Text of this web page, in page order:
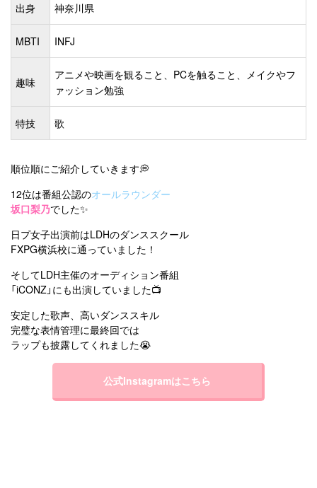
出身 神奈川県
MBTI INFJ
趣味
アニメや映画を観ること、PCを触ること、メイクやフ
ァッション勉強
特技 歌
順位順にご紹介していきます💭
12位は番組公認のオールラウンダー
坂口梨乃でした✨
日プ女子出演前はLDHのダンススクール
FXPG横浜校に通っていました！
そしてLDH主催のオーディション番組
「iCONZ」にも出演していました📺
安定した歌声、高いダンススキル
完璧な表情管理に最終回では
ラップも披露してくれました😭
公式Instagramはこちら